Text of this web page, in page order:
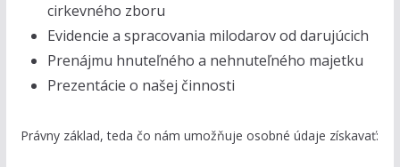
cirkevného zboru
Evidencie a spracovania milodarov od darujúcich
Prenájmu hnuteľného a nehnuteľného majetku
Prezentácie o našej činnosti
Právny základ, teda čo nám umožňuje osobné údaje získavať: